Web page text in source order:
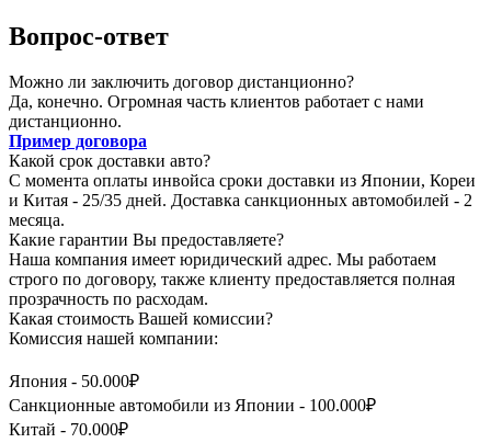
Вопрос-ответ
Можно ли заключить договор дистанционно?
Да, конечно. Огромная часть клиентов работает с нами
дистанционно.
Пример договора
Какой срок доставки авто?
С момента оплаты инвойса сроки доставки из Японии, Кореи
и Китая - 25/35 дней. Доставка санкционных автомобилей - 2
месяца.
Какие гарантии Вы предоставляете?
Наша компания имеет юридический адрес. Мы работаем
строго по договору, также клиенту предоставляется полная
прозрачность по расходам.
Какая стоимость Вашей комиссии?
Комиссия нашей компании:
Япония - 50.000₽
Санкционные автомобили из Японии - 100.000₽
Китай - 70.000₽